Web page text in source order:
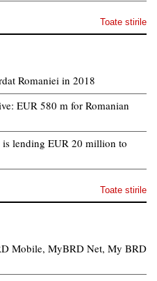
Toate stirile
Romaniei in 2018
EUR 580 m for Romanian
lending EUR 20 million to
Toate stirile
Mobile, MyBRD Net, My BRD